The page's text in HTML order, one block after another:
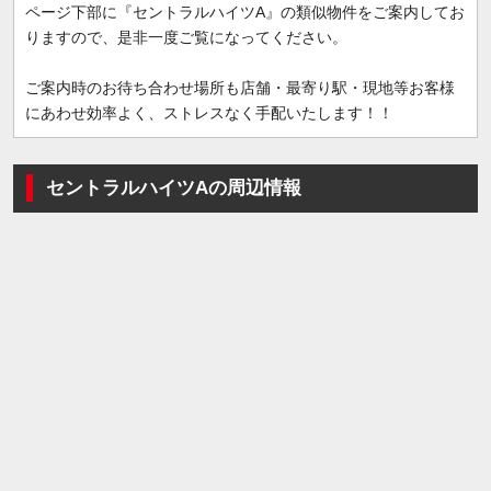
ページ下部に『セントラルハイツA』の類似物件をご案内してお
りますので、是非一度ご覧になってください。
ご案内時のお待ち合わせ場所も店舗・最寄り駅・現地等お客様
にあわせ効率よく、ストレスなく手配いたします！！
セントラルハイツAの周辺情報